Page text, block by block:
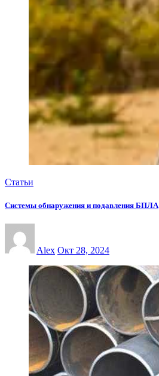
Статьи
Системы обнаружения и подавления БПЛА
Alex Окт 28, 2024